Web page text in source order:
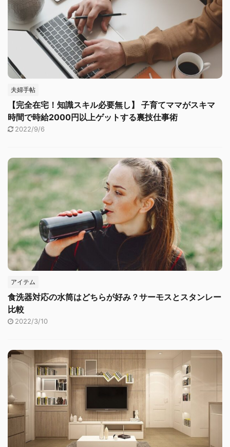
夫婦手帖
【完全在宅！知識スキル必要無し】 子育てママがスキマ
時間で時給2000円以上ゲットする裏技仕事術
2022/9/6
アイテム
食洗器対応の水筒はどちらが好み？サーモスとスタンレー
比較
2022/3/10